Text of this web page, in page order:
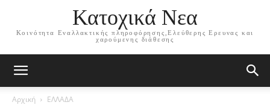
Κατοχικά Νεα
Κοινότητα Εναλλακτικής πληροφόρησης,Ελεύθερης Ερευνας και
χαρούμενης διάθεσης
Αρχική ΕΛΛΑΔΑ